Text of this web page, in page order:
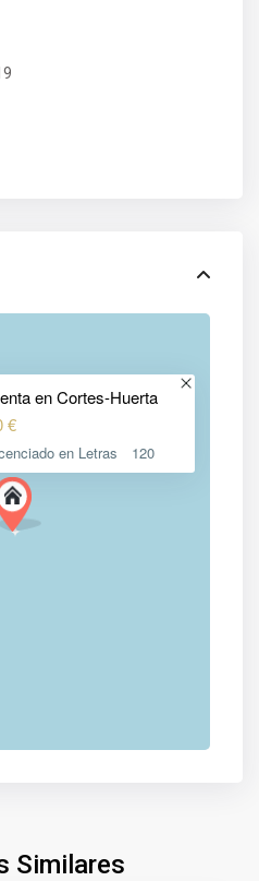
en Cortes-Huerta
€
en Letras 120
Similares